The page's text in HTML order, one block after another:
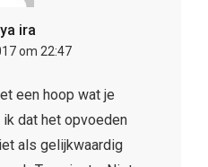
ira
om 22:47
een hoop wat je
dat het opvoeden
als gelijkwaardig